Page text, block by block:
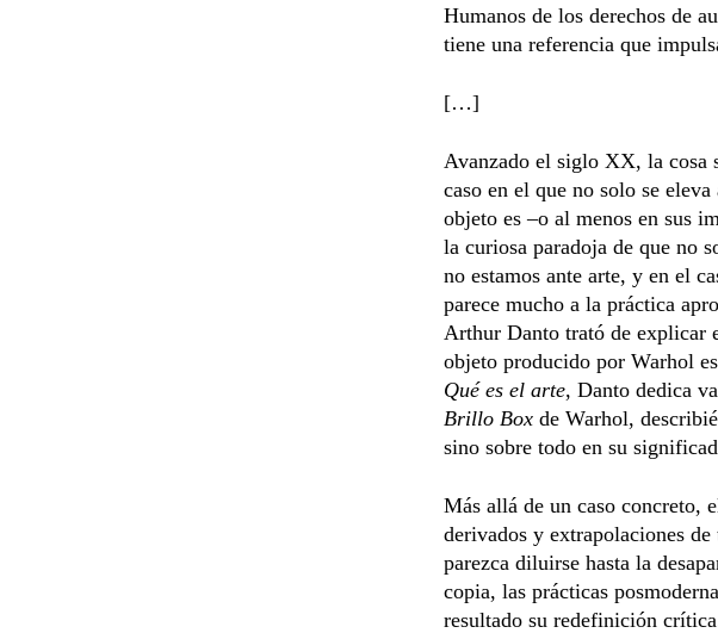
Humanos de los derechos de
tiene una referencia que
[…]
Avanzado el siglo XX, la cosa
caso en el que no solo se
objeto es –o al menos en sus
la curiosa paradoja de que no
no estamos ante arte, y en el
parece mucho a la práctica
Arthur Danto trató de explicar
objeto producido por Warhol
Qué es el arte, Danto dedica
Brillo Box de Warhol,
sino sobre todo en su
Más allá de un caso concreto,
derivados y extrapolaciones
parezca diluirse hasta la
copia, las prácticas
resultado su redefinición